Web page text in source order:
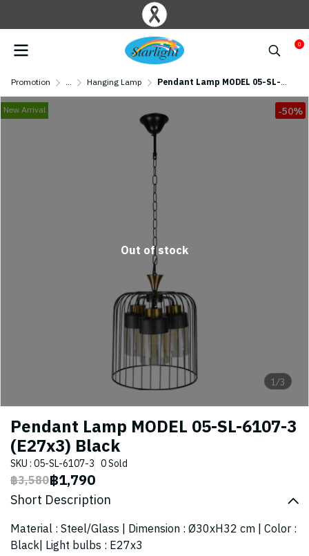
0
Promotion ... Hanging Lamp Pendant Lamp MODEL 05-SL-6107-3 (E27x3) Black
1/3
New Arrival -50%
Out of stock
Pendant Lamp MODEL 05-SL-6107-3
(E27x3) Black
SKU : 05-SL-6107-3 0 Sold
฿3,580฿1,790
Short Description
Material : Steel/Glass | Dimension : Ø30xH32 cm | Color :
Black| Light bulbs : E27x3